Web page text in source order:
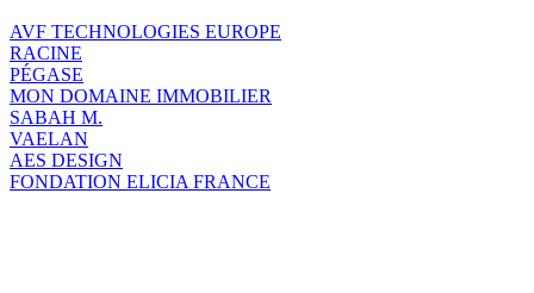
AVF TECHNOLOGIES EUROPE
RACINE
PÉGASE
MON DOMAINE IMMOBILIER
SABAH M.
VAELAN
AES DESIGN
FONDATION ELICIA FRANCE